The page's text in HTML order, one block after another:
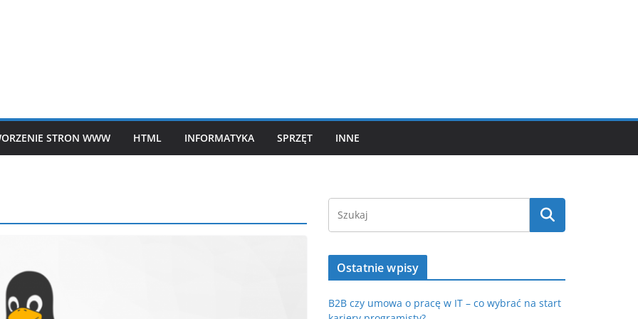
STRON WWW HTML INFORMATYKA SPRZĘT INNE
Ostatnie wpisy
B2B czy umowa o pracę w IT – co wybrać na start